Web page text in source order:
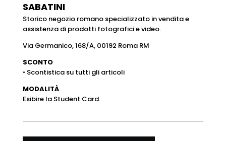
SABATINI
Storico negozio romano specializzato in vendita e
assistenza di prodotti fotografici e video.
Via Germanico, 168/A, 00192 Roma RM
SCONTO
• Scontistica su tutti gli articoli
MODALITÀ
Esibire la Student Card.